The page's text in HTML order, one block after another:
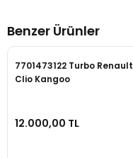
Benzer Ürünler
7701473122 Turbo Renault
Clio Kangoo
12.000,00 TL